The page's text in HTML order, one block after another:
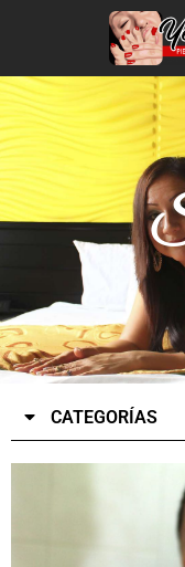
CATEGORÍAS